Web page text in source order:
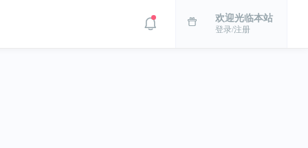
欢迎光临本站
登录/注册